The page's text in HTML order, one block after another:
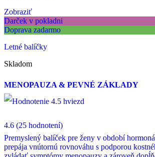
Zobraziť
Darček v pokladni
Doprava zadarmo
Letné balíčky
Skladom
MENOPAUZA & PEVNÉ ZÁKLADY
4.6 (25 hodnotení)
Premyslený balíček pre ženy v období
prepája vnútornú rovnováhu s podporou